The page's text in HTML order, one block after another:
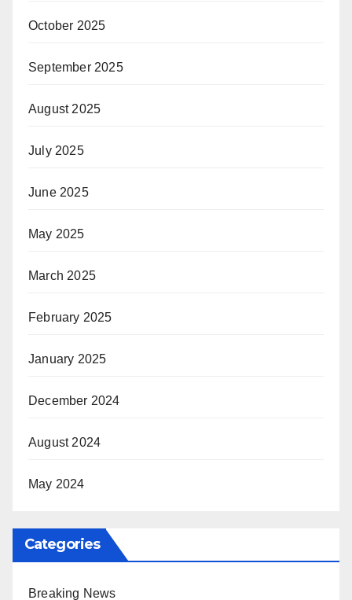
October 2025
September 2025
August 2025
July 2025
June 2025
May 2025
March 2025
February 2025
January 2025
December 2024
August 2024
May 2024
Categories
Breaking News